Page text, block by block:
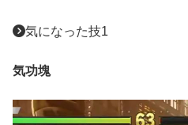
気になった技1
気功塊